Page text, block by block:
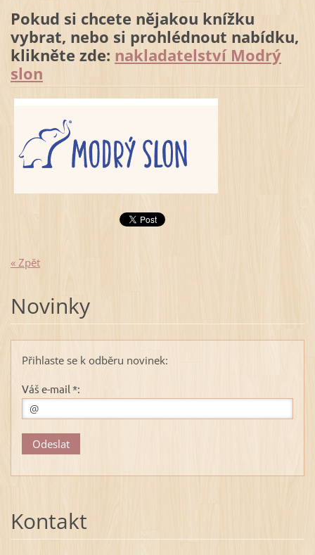
Pokud si chcete nějakou knížku
vybrat, nebo si prohlédnout nabídku,
klikněte zde: nakladatelství Modrý
slon
« Zpět
Novinky
Přihlaste se k odběru novinek:
Váš e-mail *:
Kontakt